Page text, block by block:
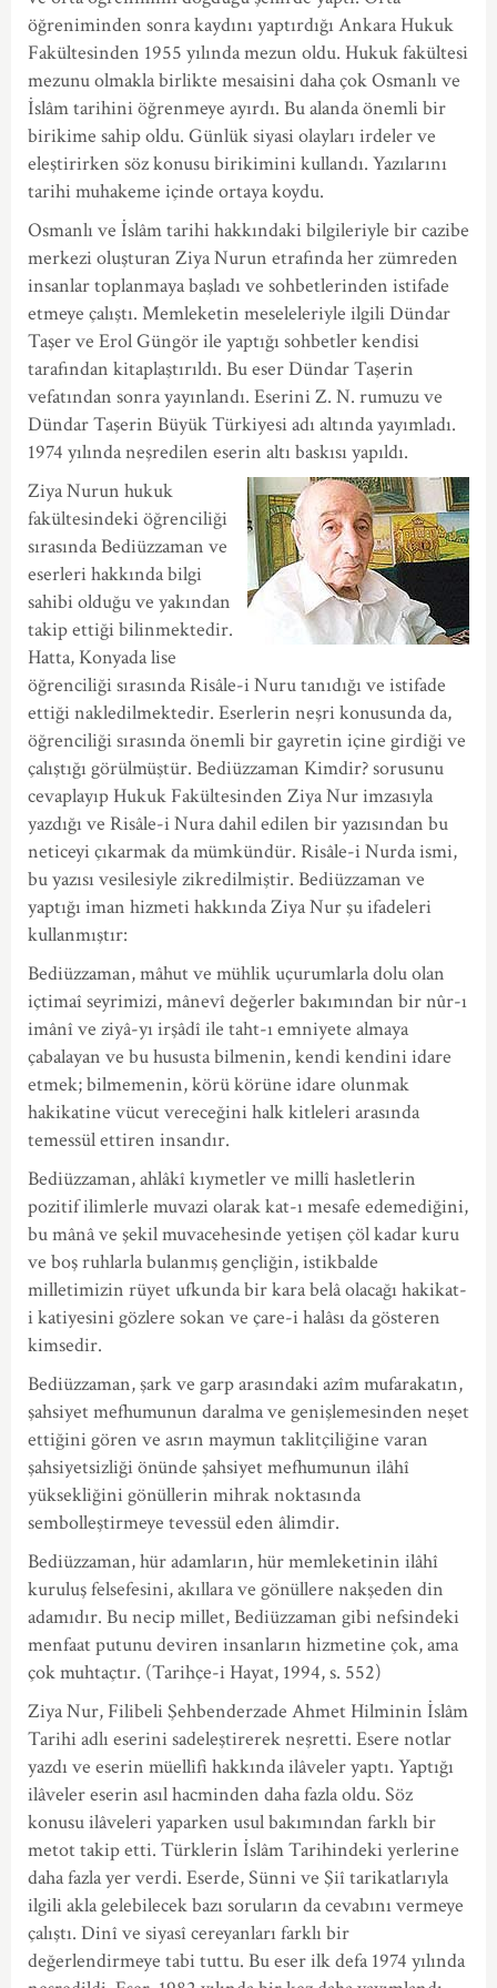
öğreniminden sonra kaydını yaptırdığı Ankara Hukuk
Fakültesinden 1955 yılında mezun oldu. Hukuk fakültesi
mezunu olmakla birlikte mesaisini daha çok Osmanlı ve
İslâm tarihini öğrenmeye ayırdı. Bu alanda önemli bir
birikime sahip oldu. Günlük siyasi olayları irdeler ve
eleştirirken söz konusu birikimini kullandı. Yazılarını
tarihi muhakeme içinde ortaya koydu.
Osmanlı ve İslâm tarihi hakkındaki bilgileriyle bir cazibe
merkezi oluşturan Ziya Nurun etrafında her zümreden
insanlar toplanmaya başladı ve sohbetlerinden istifade
etmeye çalıştı. Memleketin meseleleriyle ilgili Dündar
Taşer ve Erol Güngör ile yaptığı sohbetler kendisi
tarafından kitaplaştırıldı. Bu eser Dündar Taşerin
vefatından sonra yayınlandı. Eserini Z. N. rumuzu ve
Dündar Taşerin Büyük Türkiyesi adı altında yayımladı.
1974 yılında neşredilen eserin altı baskısı yapıldı.
Ziya Nurun hukuk
fakültesindeki öğrenciliği
sırasında Bediüzzaman ve
eserleri hakkında bilgi
sahibi olduğu ve yakından
takip ettiği bilinmektedir.
Hatta, Konyada lise
öğrenciliği sırasında Risâle-i Nuru tanıdığı ve istifade
ettiği nakledilmektedir. Eserlerin neşri konusunda da,
öğrenciliği sırasında önemli bir gayretin içine girdiği ve
çalıştığı görülmüştür. Bediüzzaman Kimdir? sorusunu
cevaplayıp Hukuk Fakültesinden Ziya Nur imzasıyla
yazdığı ve Risâle-i Nura dahil edilen bir yazısından bu
neticeyi çıkarmak da mümkündür. Risâle-i Nurda ismi,
bu yazısı vesilesiyle zikredilmiştir. Bediüzzaman ve
yaptığı iman hizmeti hakkında Ziya Nur şu ifadeleri
kullanmıştır:
Bediüzzaman, mâhut ve mühlik uçurumlarla dolu olan
içtimaî seyrimizi, mânevî değerler bakımından bir nûr-ı
imânî ve ziyâ-yı irşâdî ile taht-ı emniyete almaya
çabalayan ve bu hususta bilmenin, kendi kendini idare
etmek; bilmemenin, körü körüne idare olunmak
hakikatine vücut vereceğini halk kitleleri arasında
temessül ettiren insandır.
Bediüzzaman, ahlâkî kıymetler ve millî hasletlerin
pozitif ilimlerle muvazi olarak kat-ı mesafe edemediğini,
bu mânâ ve şekil muvacehesinde yetişen çöl kadar kuru
ve boş ruhlarla bulanmış gençliğin, istikbalde
milletimizin rüyet ufkunda bir kara belâ olacağı hakikat-
i katiyesini gözlere sokan ve çare-i halâsı da gösteren
kimsedir.
Bediüzzaman, şark ve garp arasındaki azîm mufarakatın,
şahsiyet mefhumunun daralma ve genişlemesinden neşet
ettiğini gören ve asrın maymun taklitçiliğine varan
şahsiyetsizliği önünde şahsiyet mefhumunun ilâhî
yüksekliğini gönüllerin mihrak noktasında
sembolleştirmeye tevessül eden âlimdir.
Bediüzzaman, hür adamların, hür memleketinin ilâhî
kuruluş felsefesini, akıllara ve gönüllere nakşeden din
adamıdır. Bu necip millet, Bediüzzaman gibi nefsindeki
menfaat putunu deviren insanların hizmetine çok, ama
çok muhtaçtır. (Tarihçe-i Hayat, 1994, s. 552)
Ziya Nur, Filibeli Şehbenderzade Ahmet Hilminin İslâm
Tarihi adlı eserini sadeleştirerek neşretti. Esere notlar
yazdı ve eserin müellifi hakkında ilâveler yaptı. Yaptığı
ilâveler eserin asıl hacminden daha fazla oldu. Söz
konusu ilâveleri yaparken usul bakımından farklı bir
metot takip etti. Türklerin İslâm Tarihindeki yerlerine
daha fazla yer verdi. Eserde, Sünni ve Şiî tarikatlarıyla
ilgili akla gelebilecek bazı soruların da cevabını vermeye
çalıştı. Dinî ve siyasî cereyanları farklı bir
değerlendirmeye tabi tuttu. Bu eser ilk defa 1974 yılında